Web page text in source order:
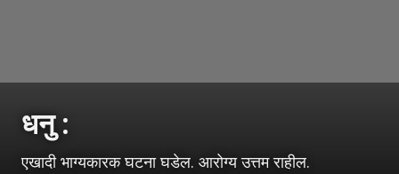
धनु :
एखादी भाग्यकारक घटना घडेल. आरोग्य उत्तम राहील.